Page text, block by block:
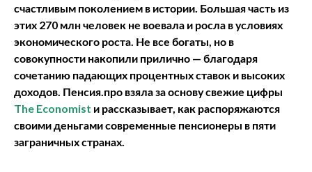
счастливым поколением в истории. Большая часть из
этих 270 млн человек не воевала и росла в условиях
экономического роста. Не все богаты, но в
совокупности накопили прилично — благодаря
сочетанию падающих процентных ставок и высоких
доходов. Пенсия.про взяла за основу свежие цифры
The Economist и рассказывает, как распоряжаются
своими деньгами современные пенсионеры в пяти
заграничных странах.